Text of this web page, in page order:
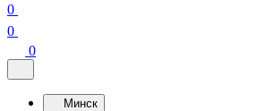
0
0
0
Минск